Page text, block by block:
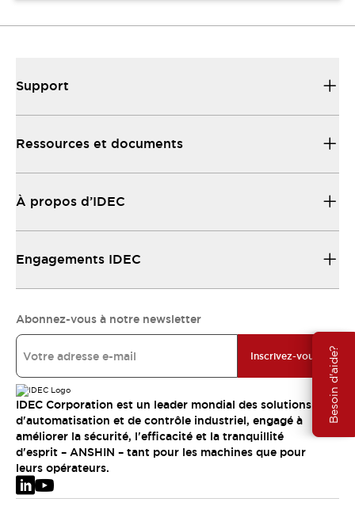
Besoin d'aide?
Support
Ressources et documents
À propos d’IDEC
Engagements IDEC
Abonnez-vous à notre newsletter
Inscrivez-vous
IDEC Corporation est un leader mondial des solutions
d'automatisation et de contrôle industriel, engagé à
améliorer la sécurité, l'efficacité et la tranquillité
d'esprit – ANSHIN – tant pour les machines que pour
leurs opérateurs.